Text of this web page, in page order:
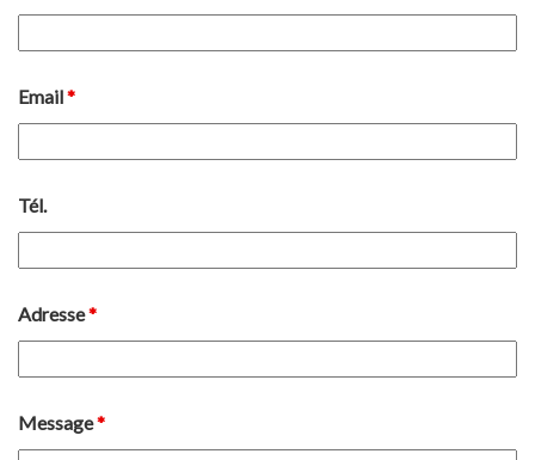
Email*
Tél.
Adresse*
Message*